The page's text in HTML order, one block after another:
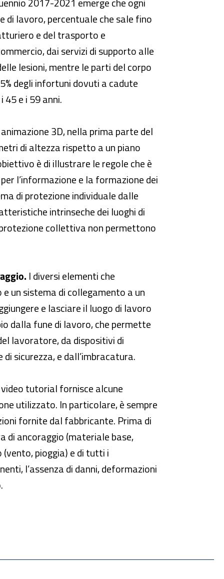
di lavoro, percentuale che sale fino
e del trasporto e
dai servizi di supporto alle
lesioni, mentre le parti del corpo
degli infortuni dovuti a cadute
e i 59 anni.
3D, nella prima parte del
di altezza rispetto a un piano
è di illustrare le regole che è
l’informazione e la formazione dei
di protezione individuale dalle
intrinseche dei luoghi di
collettiva non permettono
I diversi elementi che
un sistema di collegamento a un
e lasciare il luogo di lavoro
dalla fune di lavoro, che permette
lavoratore, da dispositivi di
sicurezza, e dall’imbracatura.
tutorial fornisce alcune
utilizzato. In particolare, è sempre
fornite dal fabbricante. Prima di
di ancoraggio (materiale base,
(vento, pioggia) e di tutti i
l’assenza di danni, deformazioni